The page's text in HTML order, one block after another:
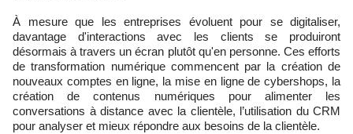
À mesure que les entreprises évoluent pour se digitaliser,
davantage d'interactions avec les clients se produiront
désormais à travers un écran plutôt qu'en personne. Ces efforts
de transformation numérique commencent par la création de
nouveaux comptes en ligne, la mise en ligne de cybershops, la
création de contenus numériques pour alimenter les
conversations à distance avec la clientèle, l’utilisation du CRM
pour analyser et mieux répondre aux besoins de la clientèle.